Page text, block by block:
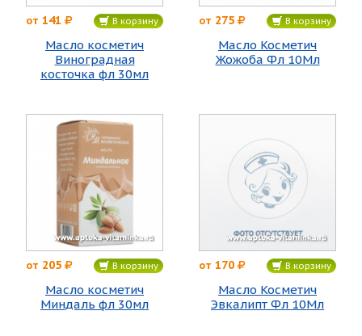
от 141 В корзину
Масло косметич
Виноградная
косточка фл 30мл
от 275 В корзину
Масло Косметич
Жожоба Фл 10Мл
от 205 В корзину
Масло косметич
Миндаль фл 30мл
от 170 В корзину
Масло Косметич
Эвкалипт Фл 10Мл